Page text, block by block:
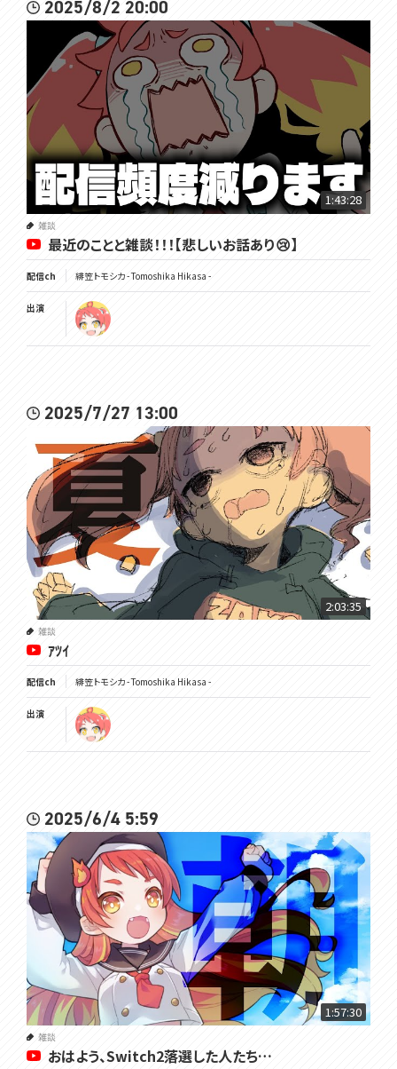
2025/8/2 20:00
1:43:28
雑談
最近のことと雑談！！！【悲しいお話あり😢】
配信ch 緋笠トモシカ - Tomoshika Hikasa -
出演
2025/7/27 13:00
2:03:35
雑談
ｱﾂｲ
配信ch 緋笠トモシカ - Tomoshika Hikasa -
出演
2025/6/4 5:59
1:57:30
雑談
おはよう、Switch2落選した人たち…